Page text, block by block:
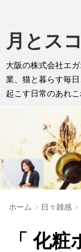
月とス
大阪の株式会社エ
業、猫と暮らす毎
起こす日常のあれこ
ホーム > 日々雑感 >
「 化